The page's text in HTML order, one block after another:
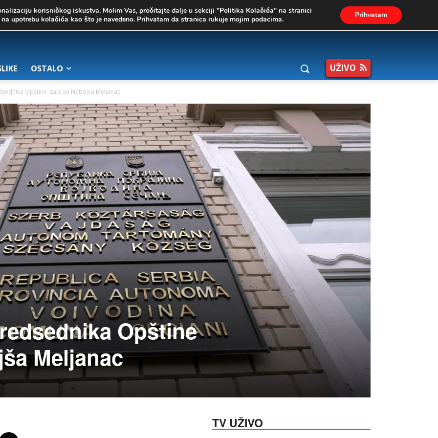
OSTALO UŽIVO
Opštine izabran Nebojša Meljanac
Opštine
Meljanac
TV UŽIVO
korisničkog iskustva. Molim Vas, pročitajte dalje u sekciji "Politika Kolačića" na stranici
upotrebu kolačića kao što je navedeno. Prihvatam da stranica rukuje mojim podacima.
Prihvatam